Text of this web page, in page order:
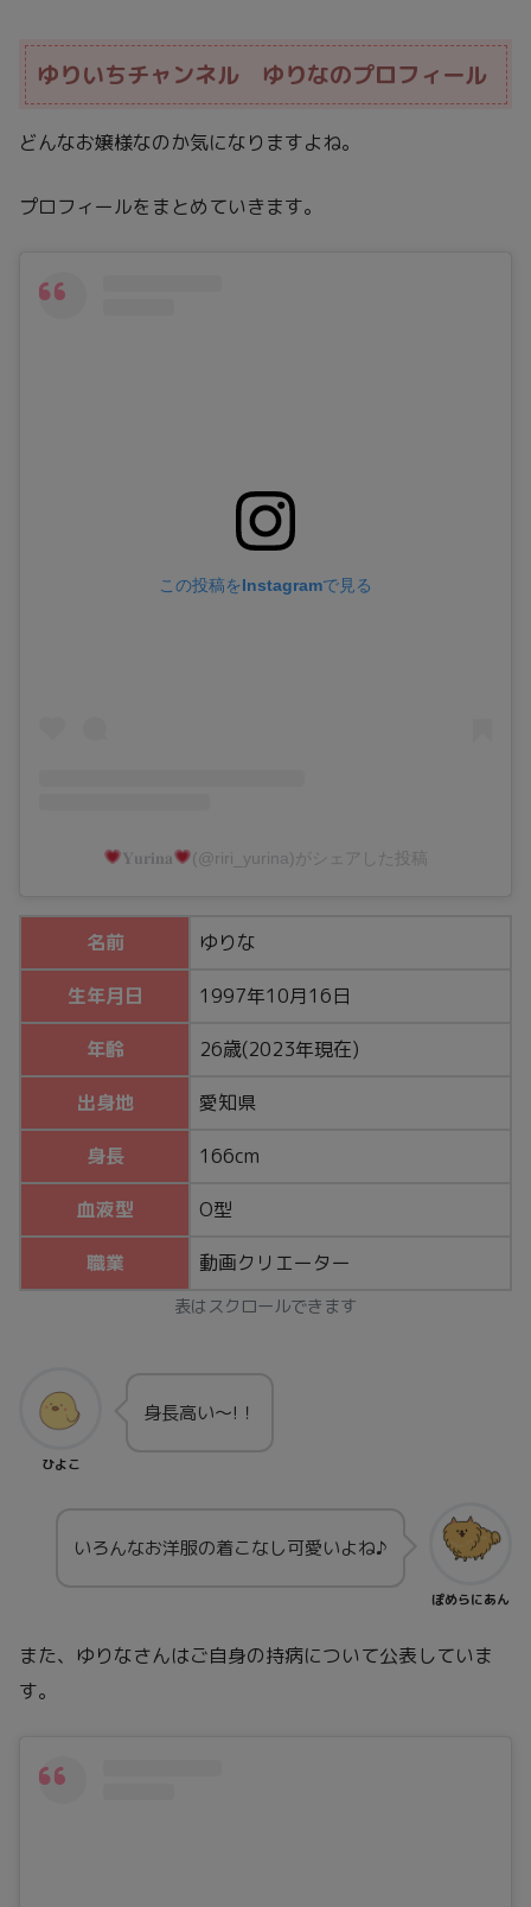
ゆりいちチャンネル ゆりなのプロフィール
どんなお嬢様なのか気になりますよね。
プロフィールをまとめていきます。
この投稿をInstagramで見る
𝐘𝐮𝐫𝐢𝐧𝐚 (@riri_yurina)がシェアした投稿
名前 ゆりな
生年月日 1997年10月16日
年齢 26歳(2023年現在)
出身地 愛知県
身長 166cm
血液型 O型
職業 動画クリエーター
表はスクロールできます
ひよこ
身長高い～!！
ぽめらにあん
いろんなお洋服の着こなし可愛いよね♪
また、ゆりなさんはご自身の持病について公表していま
す。